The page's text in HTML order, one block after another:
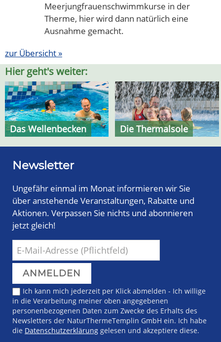
Meerjungfrauenschwimmkurse in der
Therme, hier wird dann natürlich eine
Ausnahme gemacht.
zur Übersicht »
Hier geht's weiter:
Das Wellenbecken Die Thermalsole
Newsletter
Ungefähr einmal im Monat informieren wir Sie
über anstehende Veranstaltungen, Rabatte und
Aktionen. Verpassen Sie nichts und abonnieren
jetzt gleich!
Ich kann mich jederzeit per Klick abmelden - Ich willige
in die Verarbeitung meiner oben angegebenen
personenbezogenen Daten zum Zwecke des Erhalts des
Newsletters der NaturThermeTemplin GmbH ein. Ich habe
die Datenschutzerklärung gelesen und akzeptiere diese.